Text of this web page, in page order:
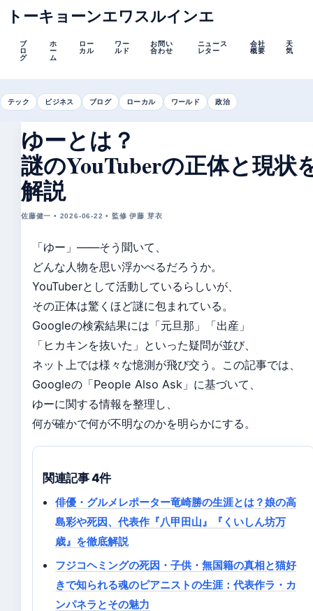
トーキョーンエワスルインエ
ブ
ロ
グ
ホ
ー
ム
ロー
カル
ワー
ルド
お問い
合わせ
ニュース
レター
会社
概要
天
気
テック ビジネス ブログ ローカル ワールド 政治
ゆーとは？
謎のYouTuberの正体と現状
解説
佐藤健一 • 2026-06-22 • 監修 伊藤 芽衣
「ゆー」――そう聞いて、
どんな人物を思い浮かべるだろうか。
YouTuberとして活動しているらしいが、
その正体は驚くほど謎に包まれている。
Googleの検索結果には「元旦那」「出産」
「ヒカキンを抜いた」といった疑問が並び、
ネット上では様々な憶測が飛び交う。この記事では、
Googleの「People Also Ask」に基づいて、
ゆーに関する情報を整理し、
何が確かで何が不明なのかを明らかにする。
関連記事 4件
俳優・グルメレポーター竜崎勝の生涯とは？娘の高
島彩や死因、代表作『八甲田山』『くいしん坊万
歳』を徹底解説
フジコヘミングの死因・子供・無国籍の真相と猫好
きで知られる魂のピアニストの生涯：代表作ラ・カ
ンパネラとその魅力